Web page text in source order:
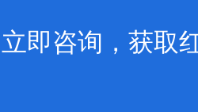
立即咨询，获取